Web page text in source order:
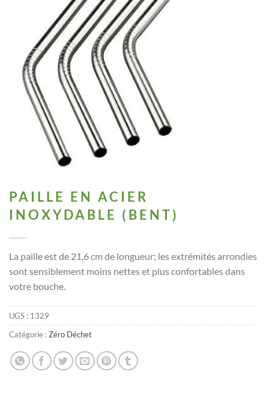
PAILLE EN ACIER
INOXYDABLE (BENT)
La paille est de 21,6 cm de longueur; les extrémités arrondies
sont sensiblement moins nettes et plus confortables dans
votre bouche.
UGS : 1329
Catégorie :Zéro Déchet